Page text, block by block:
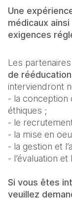
Une
médicaux ainsi
exigences
Les
de rééducation
interviendront
- la conception
éthiques ;
- le
- la mise en
- la gestion et
- l’évaluation
Si vous êtes
veuillez